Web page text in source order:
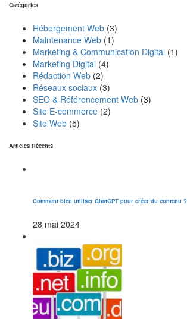
Catégories
Hébergement Web (3)
Maintenance Web (1)
Marketing & Communication Digital (1)
Marketing Digital (4)
Rédaction Web (2)
Réseaux sociaux (3)
SEO & Référencement Web (3)
Site E-commerce (2)
Site Web (5)
Articles Récents
Comment bien utiliser ChatGPT pour créer du contenu ?
28 mai 2024